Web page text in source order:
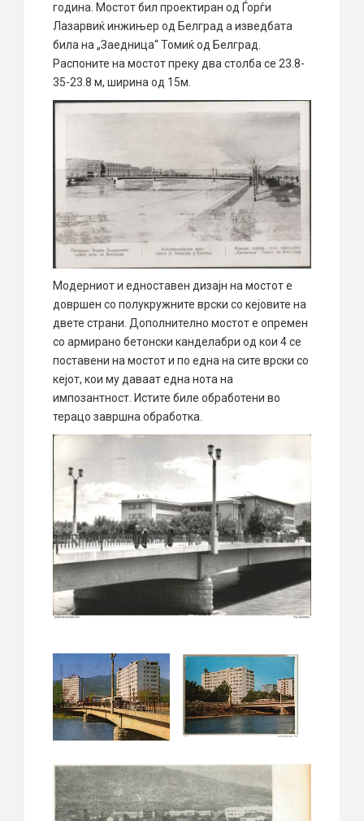
година. Мостот бил проектиран од Ѓорѓи
Лазарвиќ инжињер од Белград а изведбата
била на „Заедница“ Томиќ од Белград.
Распоните на мостот преку два столба се 23.8-
35-23.8 м, ширина од 15м.
Модерниот и едноставен дизајн на мостот е
довршен со полукружните врски со кејовите на
двете страни. Дополнително мостот е опремен
со армирано бетонски канделабри од кои 4 се
поставени на мостот и по една на сите врски со
кејот, кои му даваат една нота на
импозантност. Истите биле обработени во
терацо завршна обработка.